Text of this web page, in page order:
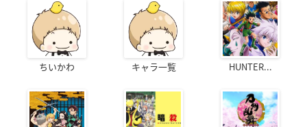
ちいかわ キャラ一覧 HUNTER...